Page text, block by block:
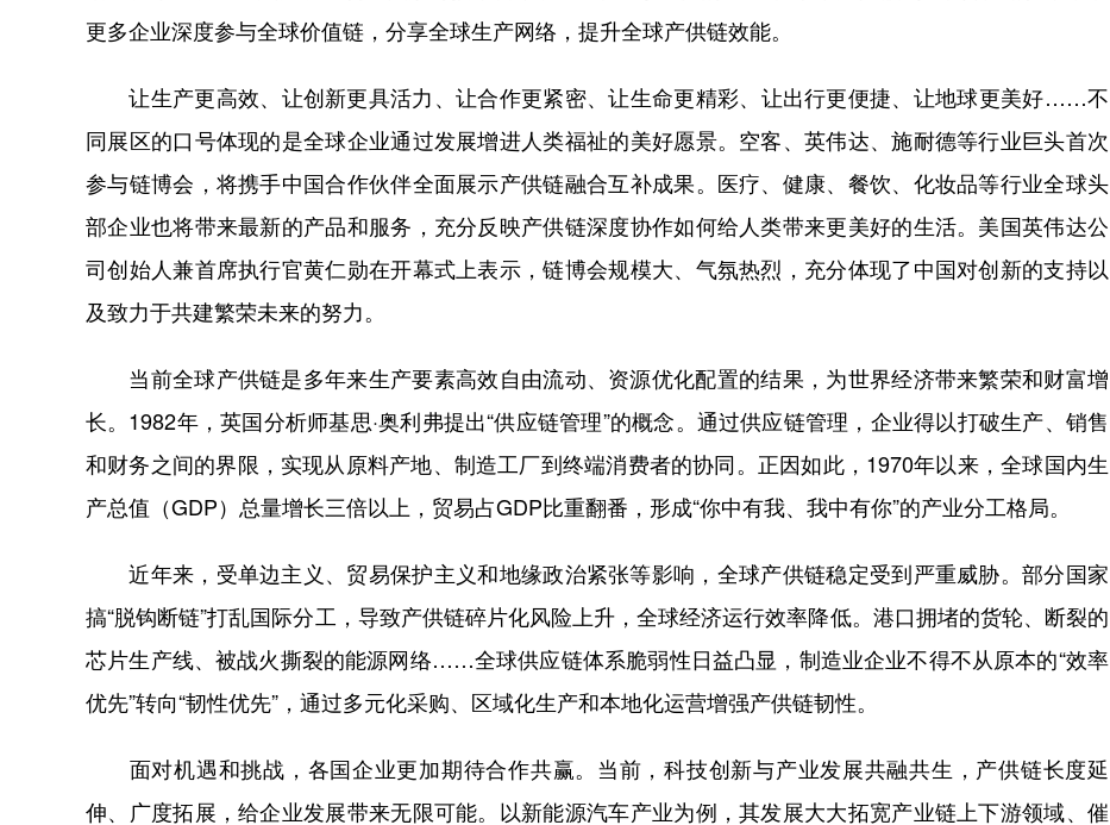
更多企业深度参与全球价值链，分享全球生产网络，提升全球产供链效能。
让生产更高效、让创新更具活力、让合作更紧密、让生命更精彩、让出行更便捷、让地球更美好……不
同展区的口号体现的是全球企业通过发展增进人类福祉的美好愿景。空客、英伟达、施耐德等行业巨头首次
参与链博会，将携手中国合作伙伴全面展示产供链融合互补成果。医疗、健康、餐饮、化妆品等行业全球头
部企业也将带来最新的产品和服务，充分反映产供链深度协作如何给人类带来更美好的生活。美国英伟达公
司创始人兼首席执行官黄仁勋在开幕式上表示，链博会规模大、气氛热烈，充分体现了中国对创新的支持以
及致力于共建繁荣未来的努力。
当前全球产供链是多年来生产要素高效自由流动、资源优化配置的结果，为世界经济带来繁荣和财富增
长。1982年，英国分析师基思·奥利弗提出“供应链管理”的概念。通过供应链管理，企业得以打破生产、销售
和财务之间的界限，实现从原料产地、制造工厂到终端消费者的协同。正因如此，1970年以来，全球国内生
产总值（GDP）总量增长三倍以上，贸易占GDP比重翻番，形成“你中有我、我中有你”的产业分工格局。
近年来，受单边主义、贸易保护主义和地缘政治紧张等影响，全球产供链稳定受到严重威胁。部分国家
搞“脱钩断链”打乱国际分工，导致产供链碎片化风险上升，全球经济运行效率降低。港口拥堵的货轮、断裂的
芯片生产线、被战火撕裂的能源网络……全球供应链体系脆弱性日益凸显，制造业企业不得不从原本的“效率
优先”转向“韧性优先”，通过多元化采购、区域化生产和本地化运营增强产供链韧性。
面对机遇和挑战，各国企业更加期待合作共赢。当前，科技创新与产业发展共融共生，产供链长度延
伸、广度拓展，给企业发展带来无限可能。以新能源汽车产业为例，其发展大大拓宽产业链上下游领域、催